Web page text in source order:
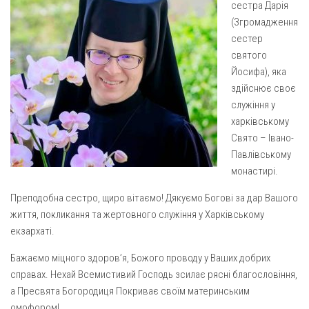
Архистратига Михаїла (м. Люботин)
Покрови Пресвятої Богородиці (с. Вільча)
Преображенська парафія (м. Лозова)
Парафія Благовіщення Пресвятої Богородиці (смт
Золочів)
Парафія Різдва Пресвятої Богородиці м. Берестин
(Красноград)
Парохії Полтавської області
Всіх Святих українського народу (м. Полтава)
Свято-Юріївська парафія (м. Полтава)
Благовіщення Пресвятої Богородиці (с. Шевченки)
Введення у храм Пресвятої Богородиці (с. Дашківка)
Газета Християнський голос
Надруковані числа
Молитви
Галерея
Рух pro-life
сестра Дарія
(Згромадження
сестер
святого
Йосифа), яка
здійснює своє
служіння у
харківському
Свято – Івано-
Павлівському
монастирі.
Преподобна сестро, щиро вітаємо! Дякуємо Богові за дар Вашого
життя, покликання та жертовного служіння у Харківському
екзархаті.
Бажаємо міцного здоров’я, Божого проводу у Ваших добрих
справах. Нехай Всемистивий Господь зсилає рясні благословіння,
а Пресвята Богородиця Покриває своїм материнським